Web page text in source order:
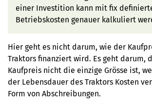
einer Investition kann mit fix
Betriebskosten genauer kalkuliert
Hier geht es nicht darum, wie der
Traktors finanziert wird. Es geht darum,
Kaufpreis nicht die einzige Grösse ist,
der Lebensdauer des Traktors Kosten
Form von Abschreibungen.